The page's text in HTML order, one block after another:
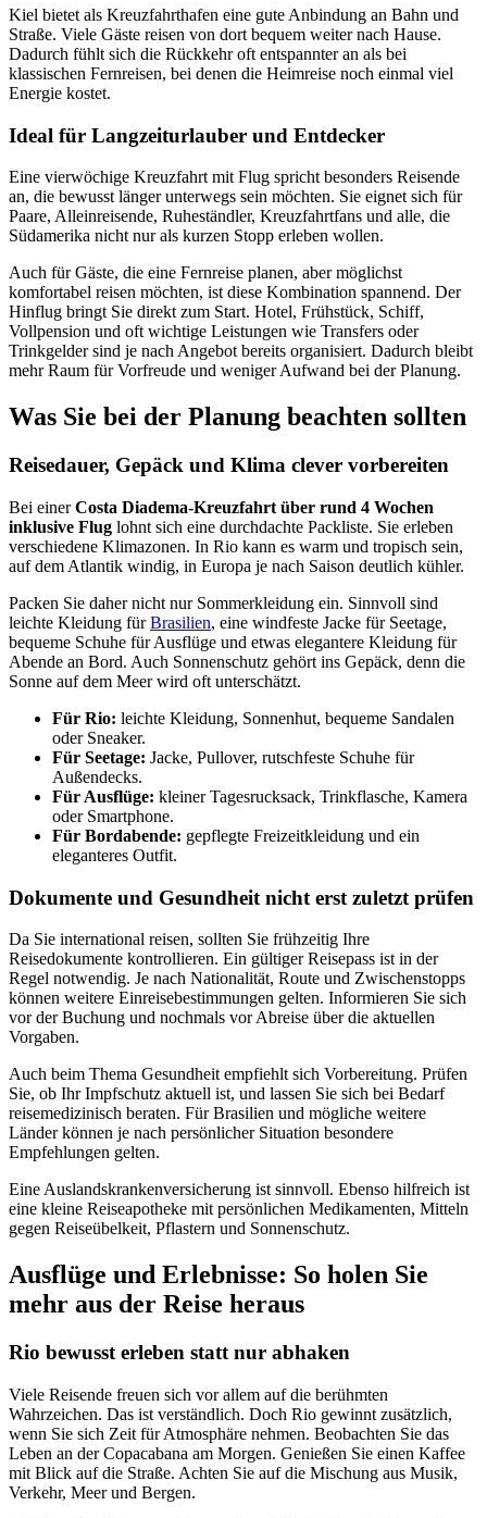
Kiel bietet als Kreuzfahrthafen eine gute Anbindung an Bahn und
Straße. Viele Gäste reisen von dort bequem weiter nach Hause.
Dadurch fühlt sich die Rückkehr oft entspannter an als bei
klassischen Fernreisen, bei denen die Heimreise noch einmal viel
Energie kostet.
Ideal für Langzeiturlauber und Entdecker
Eine vierwöchige Kreuzfahrt mit Flug spricht besonders Reisende
an, die bewusst länger unterwegs sein möchten. Sie eignet sich für
Paare, Alleinreisende, Ruheständler, Kreuzfahrtfans und alle, die
Südamerika nicht nur als kurzen Stopp erleben wollen.
Auch für Gäste, die eine Fernreise planen, aber möglichst
komfortabel reisen möchten, ist diese Kombination spannend. Der
Hinflug bringt Sie direkt zum Start. Hotel, Frühstück, Schiff,
Vollpension und oft wichtige Leistungen wie Transfers oder
Trinkgelder sind je nach Angebot bereits organisiert. Dadurch bleibt
mehr Raum für Vorfreude und weniger Aufwand bei der Planung.
Was Sie bei der Planung beachten sollten
Reisedauer, Gepäck und Klima clever vorbereiten
Bei einerCosta Diadema-Kreuzfahrt über rund 4 Wochen
inklusive Flug lohnt sich eine durchdachte Packliste. Sie erleben
verschiedene Klimazonen. In Rio kann es warm und tropisch sein,
auf dem Atlantik windig, in Europa je nach Saison deutlich kühler.
Packen Sie daher nicht nur Sommerkleidung ein. Sinnvoll sind
leichte Kleidung fürBrasilien, eine windfeste Jacke für Seetage,
bequeme Schuhe für Ausflüge und etwas elegantere Kleidung für
Abende an Bord. Auch Sonnenschutz gehört ins Gepäck, denn die
Sonne auf dem Meer wird oft unterschätzt.
Für Rio: leichte Kleidung, Sonnenhut, bequeme Sandalen
oder Sneaker.
Für Seetage: Jacke, Pullover, rutschfeste Schuhe für
Außendecks.
Für Ausflüge: kleiner Tagesrucksack, Trinkflasche, Kamera
oder Smartphone.
Für Bordabende: gepflegte Freizeitkleidung und ein
eleganteres Outfit.
Dokumente und Gesundheit nicht erst zuletzt prüfen
Da Sie international reisen, sollten Sie frühzeitig Ihre
Reisedokumente kontrollieren. Ein gültiger Reisepass ist in der
Regel notwendig. Je nach Nationalität, Route und Zwischenstopps
können weitere Einreisebestimmungen gelten. Informieren Sie sich
vor der Buchung und nochmals vor Abreise über die aktuellen
Vorgaben.
Auch beim Thema Gesundheit empfiehlt sich Vorbereitung. Prüfen
Sie, ob Ihr Impfschutz aktuell ist, und lassen Sie sich bei Bedarf
reisemedizinisch beraten. Für Brasilien und mögliche weitere
Länder können je nach persönlicher Situation besondere
Empfehlungen gelten.
Eine Auslandskrankenversicherung ist sinnvoll. Ebenso hilfreich ist
eine kleine Reiseapotheke mit persönlichen Medikamenten, Mitteln
gegen Reiseübelkeit, Pflastern und Sonnenschutz.
Ausflüge und Erlebnisse: So holen Sie
mehr aus der Reise heraus
Rio bewusst erleben statt nur abhaken
Viele Reisende freuen sich vor allem auf die berühmten
Wahrzeichen. Das ist verständlich. Doch Rio gewinnt zusätzlich,
wenn Sie sich Zeit für Atmosphäre nehmen. Beobachten Sie das
Leben an der Copacabana am Morgen. Genießen Sie einen Kaffee
mit Blick auf die Straße. Achten Sie auf die Mischung aus Musik,
Verkehr, Meer und Bergen.